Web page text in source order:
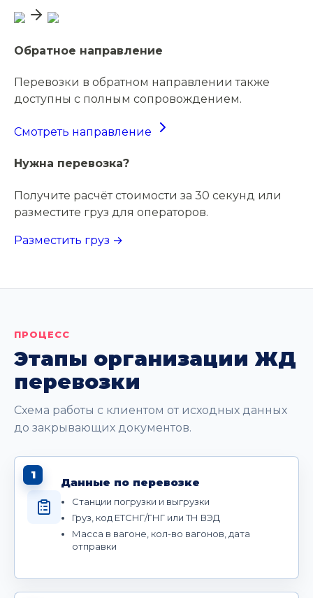
Обратное направление
Перевозки в обратном направлении также
доступны с полным сопровождением.
Смотреть направление
Нужна перевозка?
Получите расчёт стоимости за 30 секунд или
разместите груз для операторов.
Разместить груз →
ПРОЦЕСС
Этапы организации ЖД
перевозки
Схема работы с клиентом от исходных данных
до закрывающих документов.
1
Данные по перевозке
Станции погрузки и выгрузки
Груз, код ЕТСНГ/ГНГ или ТН ВЭД
Масса в вагоне, кол-во вагонов, дата
отправки